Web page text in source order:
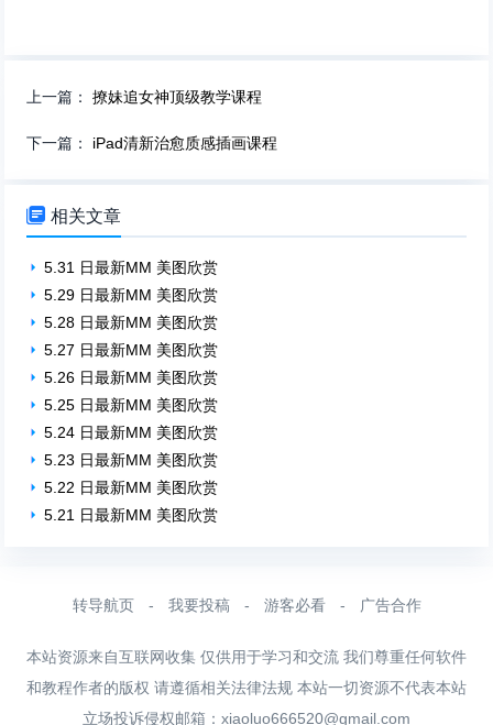
上一篇：撩妹追女神顶级教学课程
下一篇： iPad清新治愈质感插画课程
 相关文章
5.31 日最新MM 美图欣赏
5.29 日最新MM 美图欣赏
5.28 日最新MM 美图欣赏
5.27 日最新MM 美图欣赏
5.26 日最新MM 美图欣赏
5.25 日最新MM 美图欣赏
5.24 日最新MM 美图欣赏
5.23 日最新MM 美图欣赏
5.22 日最新MM 美图欣赏
5.21 日最新MM 美图欣赏
转导航页 - 我要投稿 - 游客必看 - 广告合作
本站资源来自互联网收集 仅供用于学习和交流 我们尊重任何软件
和教程作者的版权 请遵循相关法律法规 本站一切资源不代表本站
立场投诉侵权邮箱： xiaoluo666520@gmail.com